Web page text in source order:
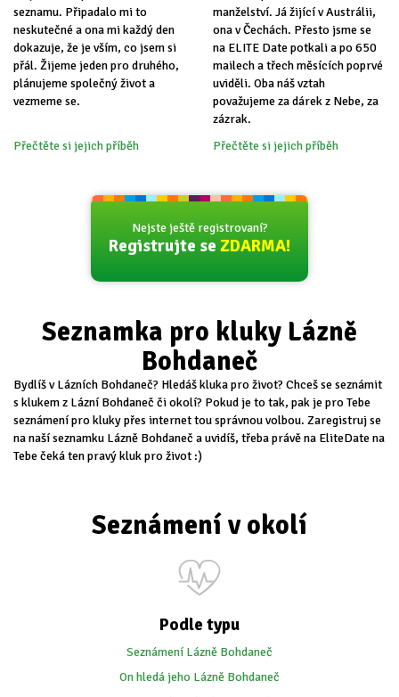
seznamu. Připadalo mi to
neskutečné a ona mi každý den
dokazuje, že je vším, co jsem si
přál. Žijeme jeden pro druhého,
plánujeme společný život a
vezmeme se.
Přečtěte si jejich příběh
manželství. Já žijící v Austrálii,
ona v Čechách. Přesto jsme se
na ELITE Date potkali a po 650
mailech a třech měsících poprvé
uviděli. Oba náš vztah
považujeme za dárek z Nebe, za
zázrak.
Přečtěte si jejich příběh
Nejste ještě registrovaní?
Registrujte se ZDARMA!
Seznamka pro kluky Lázně
Bohdaneč
Bydlíš v Lázních Bohdaneč? Hledáš kluka pro život? Chceš se seznámit
s klukem z Lázní Bohdaneč či okolí? Pokud je to tak, pak je pro Tebe
seznámení pro kluky přes internet tou správnou volbou. Zaregistruj se
na naší seznamku Lázně Bohdaneč a uvidíš, třeba právě na EliteDate na
Tebe čeká ten pravý kluk pro život :)
Seznámení v okolí
Podle typu
Seznámení Lázně Bohdaneč
On hledá jeho Lázně Bohdaneč